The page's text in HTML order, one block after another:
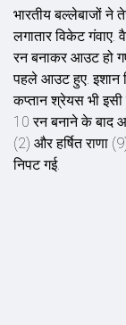
भारतीय बल्लेबाजों
लगातार विकेट
रन बनाकर आउट हो
पहले आउट हुए.
कप्तान श्रेयस भी
10 रन बनाने के बाद
(2) और हर्षित राणा
निपट गई.